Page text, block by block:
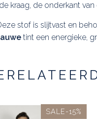
kraag, de onderkant
stof is slijtvast en
tint een energieke,
SALE-15%